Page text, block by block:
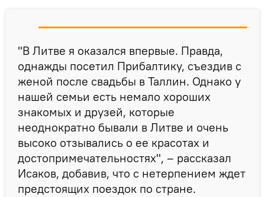
"В Литве я оказался впервые. Правда,
однажды посетил Прибалтику, съездив с
женой после свадьбы в Таллин. Однако у
нашей семьи есть немало хороших
знакомых и друзей, которые
неоднократно бывали в Литве и очень
высоко отзывались о ее красотах и
достопримечательностях", – рассказал
Исаков, добавив, что с нетерпением ждет
предстоящих поездок по стране.